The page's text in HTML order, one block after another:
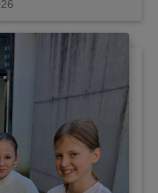
der BO-Tage, die